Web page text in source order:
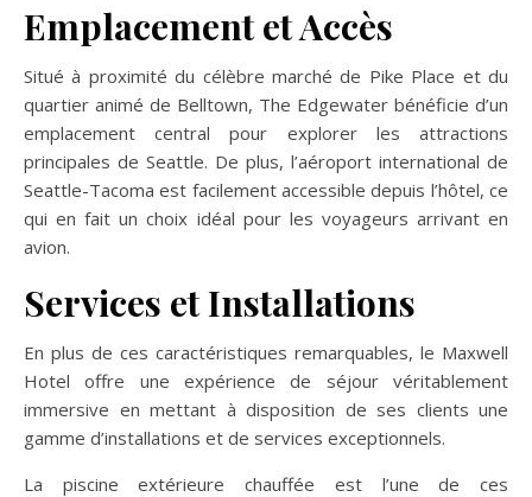
Emplacement et Accès
Situé à proximité du célèbre marché de Pike Place et du
quartier animé de Belltown, The Edgewater bénéficie d’un
emplacement central pour explorer les attractions
principales de Seattle. De plus, l’aéroport international de
Seattle-Tacoma est facilement accessible depuis l’hôtel, ce
qui en fait un choix idéal pour les voyageurs arrivant en
avion.
Services et Installations
En plus de ces caractéristiques remarquables, le Maxwell
Hotel offre une expérience de séjour véritablement
immersive en mettant à disposition de ses clients une
gamme d’installations et de services exceptionnels.
La piscine extérieure chauffée est l’une de ces